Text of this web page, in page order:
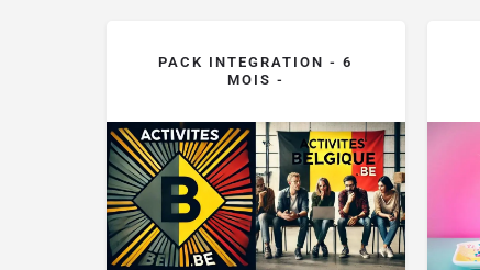
PACK INTEGRATION - 6
MOIS -